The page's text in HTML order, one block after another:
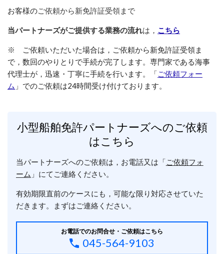
お客様のご依頼から新免許証受領まで
当パートナーズがご提供する業務の流れは， こちら
※ ご依頼いただいた場合は，ご依頼から新免許証受領ま
で，数回のやりとりで手続が完了します。専門家である海事
代理士が，迅速・丁寧に手続を行います。「ご依頼フォー
ム 」でのご依頼は24時間受け付けております。
小型船舶免許パートナーズへのご依頼
はこちら
当パートナーズへのご依頼は，お電話又は「ご依頼フォ
ーム 」にてご連絡ください。
有効期限直前のケースにも，可能な限り対応させていた
だきます。まずはご連絡ください。
お電話でのお問合せ・ご依頼はこちら
045-564-9103